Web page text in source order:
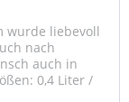
wurde liebevoll
nach
auch in
0,4 Liter /